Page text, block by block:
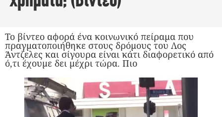
Το βίντεο αφορά ένα κοινωνικό πείραμα που
πραγματοποιήθηκε στους δρόμους του Λος
Άντζελες και σίγουρα είναι κάτι διαφορετικό από
ό,τι έχουμε δει μέχρι τώρα. Πιο